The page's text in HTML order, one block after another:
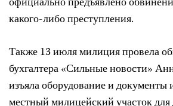
какого-либо преступления.
Также 13 июля милиция провела
бухгалтера «Сильные новости»
изъяла оборудование и документы